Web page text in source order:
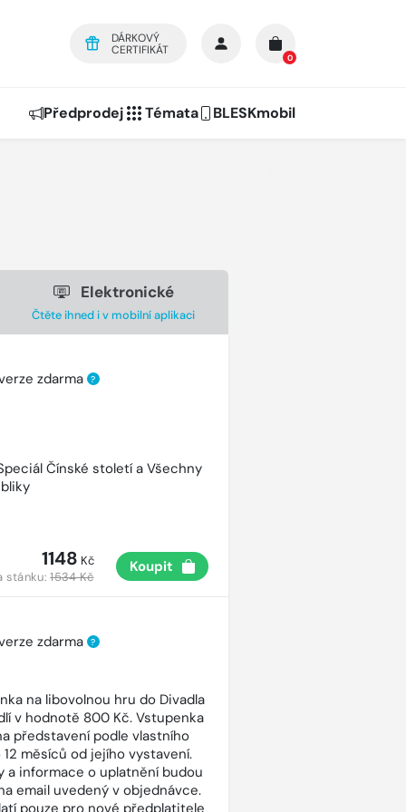
DÁRKOVÝ
CERTIFIKÁT
0
Předprodej Témata BLESKmobil
Elektronické
Čtěte ihned i v mobilní aplikaci
zdarma ?
Čínské století a Všechny
1148 Kč
stánku:1534 Kč
Koupit
zdarma ?
na libovolnou hru do Divadla
v hodnotě 800 Kč. Vstupenka
představení podle vlastního
měsíců od jejího vystavení.
a informace o uplatnění budou
email uvedený v objednávce.